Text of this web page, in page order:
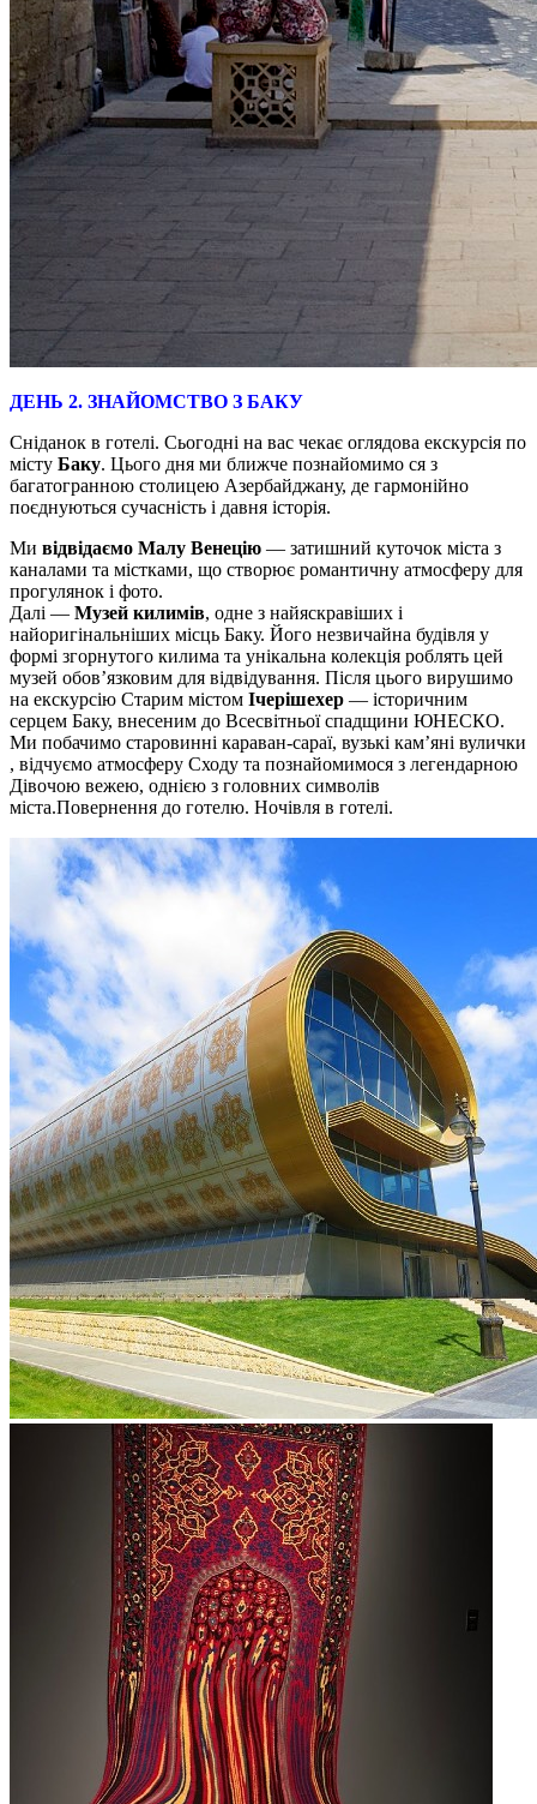
ДЕНЬ 2. ЗНАЙОМСТВО З БАКУ
Сніданок в готелі. Сьогодні на вас чекає оглядова екскурсія по
місту Баку. Цього дня ми ближче познайомимо ся з
багатогранною столицею Азербайджану, де гармонійно
поєднуються сучасність і давня історія.
Ми відвідаємо Малу Венецію — затишний куточок міста з
каналами та містками, що створює романтичну атмосферу для
прогулянок і фото.
Далі — Музей килимів, одне з найяскравіших і
найоригінальніших місць Баку. Його незвичайна будівля у
формі згорнутого килима та унікальна колекція роблять цей
музей обов’язковим для відвідування. Після цього вирушимо
на екскурсію Старим містом Ічерішехер — історичним
серцем Баку, внесеним до Всесвітньої спадщини ЮНЕСКО.
Ми побачимо старовинні караван-сараї, вузькі кам’яні вулички
, відчуємо атмосферу Сходу та познайомимося з легендарною
Дівочою вежею, однією з головних символів
міста.Повернення до готелю. Ночівля в готелі.